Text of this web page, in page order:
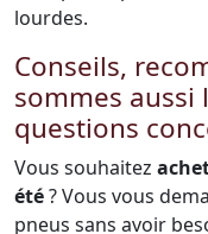
lourdes.
Conseils,
sommes aussi
questions
Vous souhaitez
été? Vous vous
pneus sans avoir